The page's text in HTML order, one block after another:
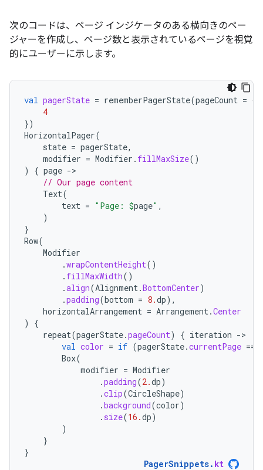
次のコードは、ページ インジケータのある横向きのペー
ジャーを作成し、ページ数と表示されているページを視覚
的にユーザーに示します。
val pagerState = rememberPagerState(pageCount = {
4
})
HorizontalPager(
state = pagerState,
modifier = Modifier . fillMaxSize()
)
{ page -
// Our page content
Text(
text = "Page: $page" ,
)
}
Row(
Modifier
.wrapContentHeight()
. fillMaxWidth()
.align(Alignment.BottomCenter)
.padding(bottom = 8.dp),
horizontalArrangement = Arrangement.Center
)
{
repeat(pagerState.pageCount) { iteration -
val color = if (pagerState.currentPage ==
Box(
modifier = Modifier
.padding(2.dp)
.clip(CircleShape)
.background(color)
. size(16.dp)
)
}
}
PagerSnippets. kt